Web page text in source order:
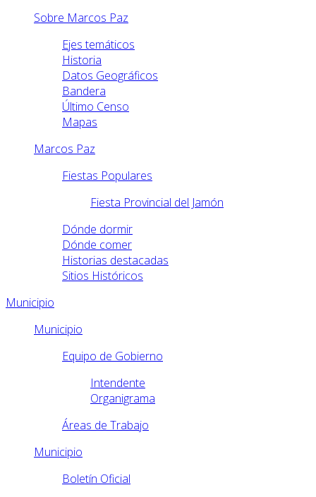
Sobre Marcos Paz
Ejes temáticos
Historia
Datos Geográficos
Bandera
Último Censo
Mapas
Marcos Paz
Fiestas Populares
Fiesta Provincial del Jamón
Dónde dormir
Dónde comer
Historias destacadas
Sitios Históricos
Municipio
Municipio
Equipo de Gobierno
Intendente
Organigrama
Áreas de Trabajo
Municipio
Boletín Oficial